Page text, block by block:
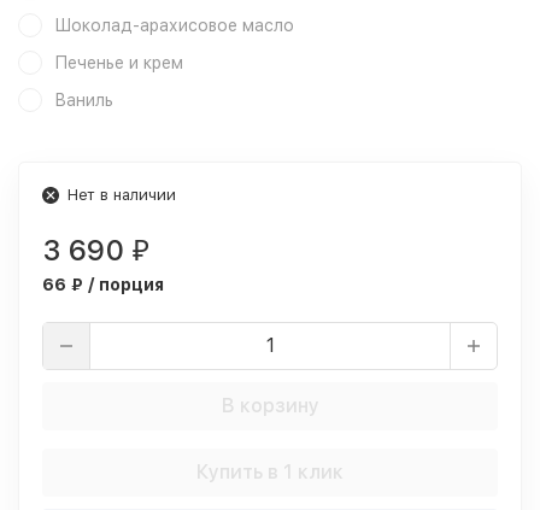
Шоколад-арахисовое масло
Печенье и крем
Ваниль
Нет в наличии
3 690 ₽
66 ₽ / порция
В корзину
Купить в 1 клик